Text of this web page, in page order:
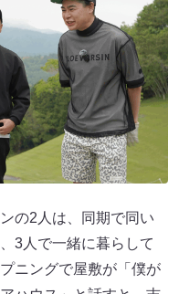
の2人は、同期で同い
3人で一緒に暮らして
ニングで屋敷が「僕が